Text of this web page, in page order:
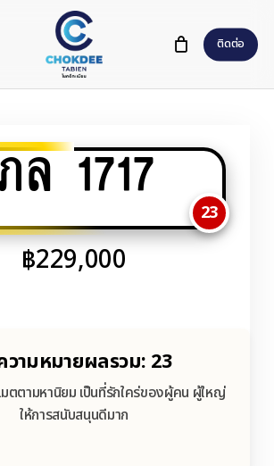
ติดต่อ
ล 1717
23
฿229,000
วามหมายผลรวม: 23
ตตามหานิยม เป็นที่รักใคร่ของผู้คน ผู้ใหญ่
ให้การสนับสนุนดีมาก